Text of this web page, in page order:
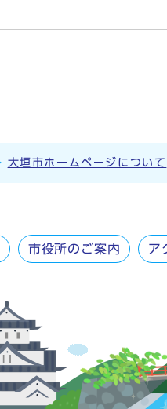
大垣市ホームページについて
市役所のご案内 ア